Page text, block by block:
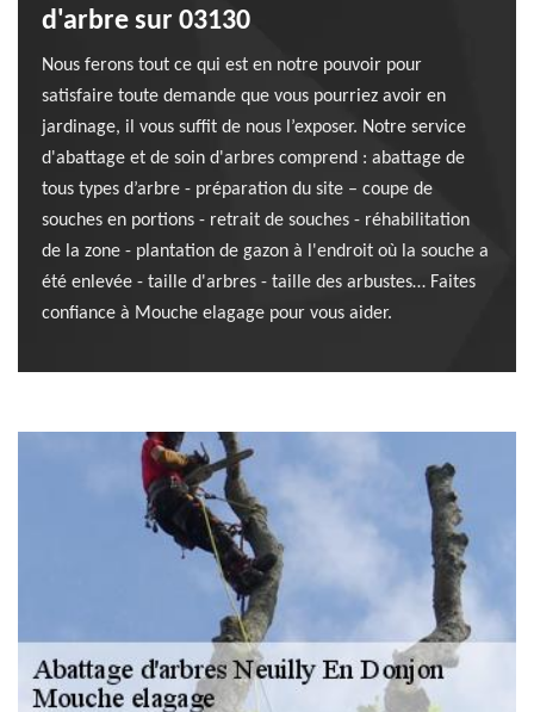
d'arbre sur 03130
Nous ferons tout ce qui est en notre pouvoir pour
satisfaire toute demande que vous pourriez avoir en
jardinage, il vous suffit de nous l’exposer. Notre service
d'abattage et de soin d'arbres comprend : abattage de
tous types d’arbre - préparation du site – coupe de
souches en portions - retrait de souches - réhabilitation
de la zone - plantation de gazon à l'endroit où la souche a
été enlevée - taille d'arbres - taille des arbustes… Faites
confiance à Mouche elagage pour vous aider.